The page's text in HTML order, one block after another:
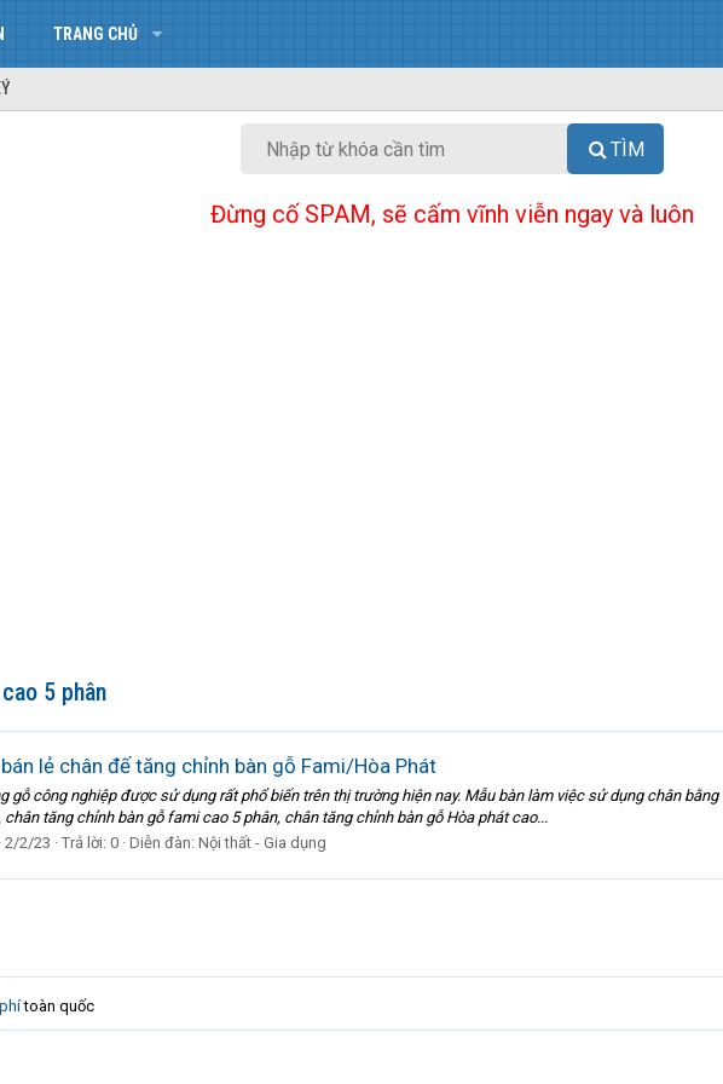
TRANG CHỦ
TÌM
Đừng cố SPAM, sẽ cấm vĩnh viễn ngay và luôn
5 phân
bán lẻ chân đế tăng chỉnh bàn gỗ Fami/Hòa Phát
gỗ công nghiệp được sử dụng rất phổ biến trên thị trường hiện nay. Mẫu bàn làm việc sử dụng chân
tăng chỉnh bàn gỗ fami cao 5 phân, chân tăng chỉnh bàn gỗ Hòa phát cao...
2/2/23 Trả lời: 0 Diễn đàn: Nội thất - Gia dụng
toàn quốc